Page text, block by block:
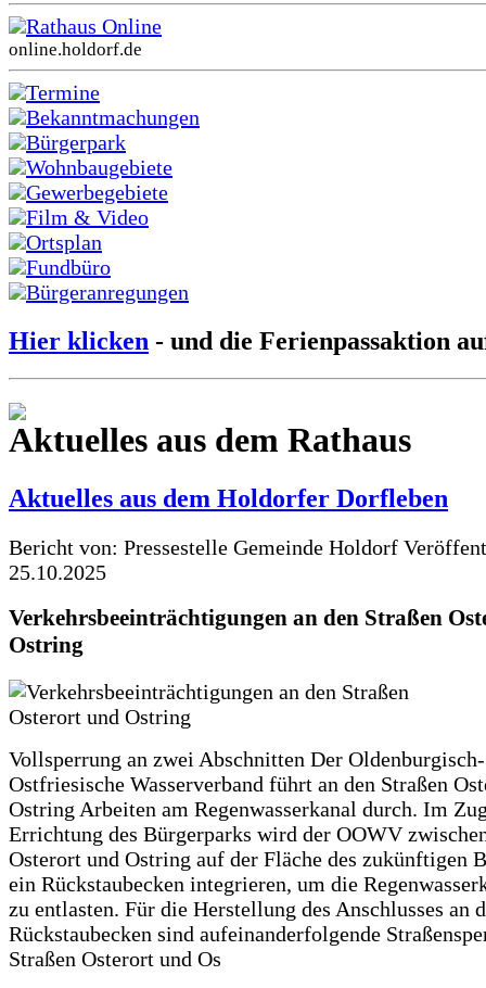
Rathaus Online
online.holdorf.de
Termine
Bekanntmachungen
Bürgerpark
Wohnbaugebiete
Gewerbegebiete
Film & Video
Ortsplan
Fundbüro
Bürgeranregungen
Hier klicken - und die Ferienpassaktion
Aktuelles aus dem Rathaus
Aktuelles aus dem Holdorfer Dorfleben
Bericht von: Pressestelle Gemeinde Holdorf
25.10.2025
Verkehrsbeeinträchtigungen an den Straßen
Ostring
Vollsperrung an zwei Abschnitten Der Oldenburgisch-
Ostfriesische Wasserverband führt an den Straßen
Ostring Arbeiten am Regenwasserkanal durch. Im
Errichtung des Bürgerparks wird der OOWV
Osterort und Ostring auf der Fläche des zukünftigen
ein Rückstaubecken integrieren, um die
zu entlasten. Für die Herstellung des Anschlusses an
Rückstaubecken sind aufeinanderfolgende
Straßen Osterort und Os